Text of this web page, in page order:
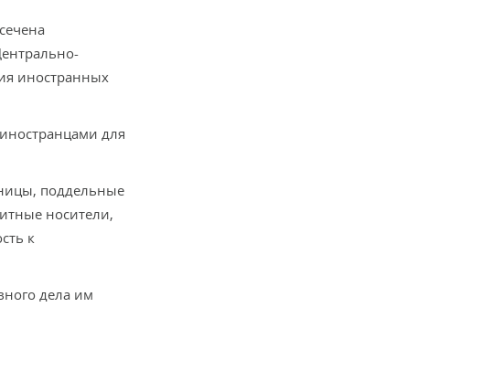
иностранных
для
поддельные
носители,
к
дела им